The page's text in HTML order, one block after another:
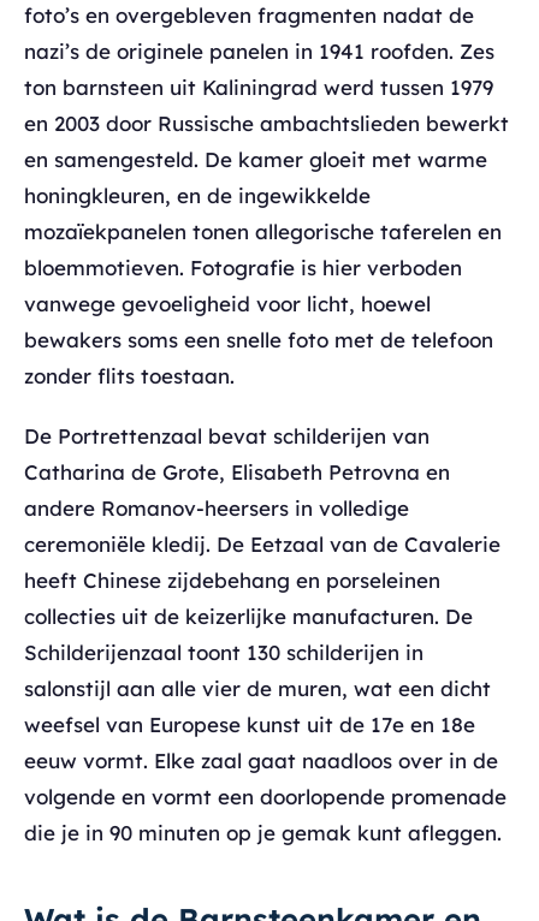
foto’s en overgebleven fragmenten nadat de
nazi’s de originele panelen in 1941 roofden. Zes
ton barnsteen uit Kaliningrad werd tussen 1979
en 2003 door Russische ambachtslieden bewerkt
en samengesteld. De kamer gloeit met warme
honingkleuren, en de ingewikkelde
mozaïekpanelen tonen allegorische taferelen en
bloemmotieven. Fotografie is hier verboden
vanwege gevoeligheid voor licht, hoewel
bewakers soms een snelle foto met de telefoon
zonder flits toestaan.
De Portrettenzaal bevat schilderijen van
Catharina de Grote, Elisabeth Petrovna en
andere Romanov-heersers in volledige
ceremoniële kledij. De Eetzaal van de Cavalerie
heeft Chinese zijdebehang en porseleinen
collecties uit de keizerlijke manufacturen. De
Schilderijenzaal toont 130 schilderijen in
salonstijl aan alle vier de muren, wat een dicht
weefsel van Europese kunst uit de 17e en 18e
eeuw vormt. Elke zaal gaat naadloos over in de
volgende en vormt een doorlopende promenade
die je in 90 minuten op je gemak kunt afleggen.